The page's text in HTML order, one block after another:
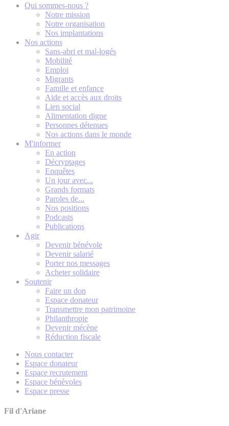
Qui sommes-nous ?
Notre mission
Notre organisation
Nos implantations
Nos actions
Sans-abri et mal-logés
Mobilité
Emploi
Migrants
Famille et enfance
Aide et accès aux droits
Lien social
Alimentation digne
Personnes détenues
Nos actions dans le monde
M'informer
En action
Décryptages
Enquêtes
Un jour avec...
Grands formats
Paroles de...
Nos positions
Podcasts
Publications
Agir
Devenir bénévole
Devenir salarié
Porter nos messages
Acheter solidaire
Soutenir
Faire un don
Espace donateur
Transmettre mon patrimoine
Philanthropie
Devenir mécène
Réduction fiscale
Nous contacter
Espace donateur
Espace recrutement
Espace bénévoles
Espace presse
Fil d'Ariane